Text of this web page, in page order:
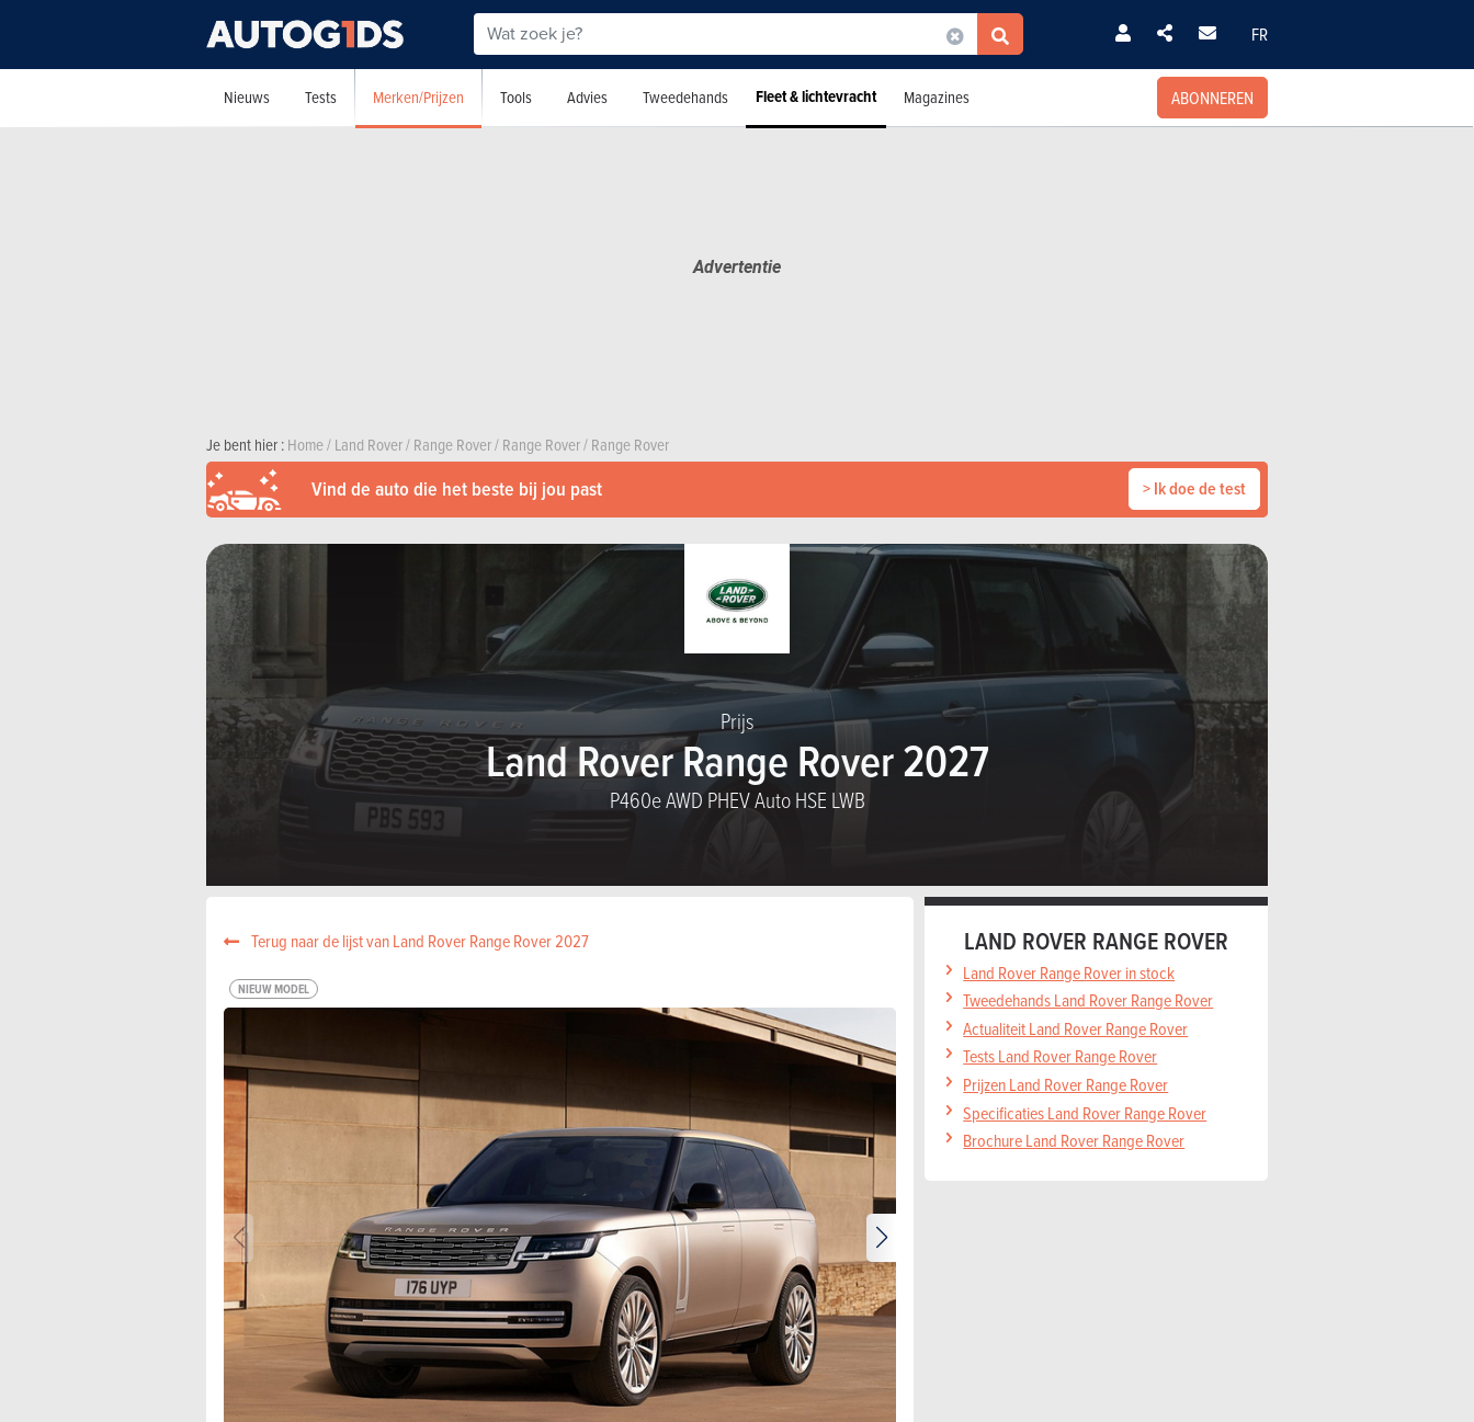
FR
Nieuws Tests Merken/Prijzen Tools Advies Tweedehands Fleet & lichtevracht Magazines ABONNEREN
Je bent hier :Home/Land Rover/Range Rover/Range Rover/Range Rover
Vind de auto die het beste bij jou past > Ik doe de test
Prijs
Land Rover Range Rover 2027
P460e AWD PHEV Auto HSE LWB
Terug naar de lijst van Land Rover Range Rover 2027
NIEUW MODEL
LAND ROVER RANGE ROVER
Land Rover Range Rover in stock
Tweedehands Land Rover Range Rover
Actualiteit Land Rover Range Rover
Tests Land Rover Range Rover
Prijzen Land Rover Range Rover
Specificaties Land Rover Range Rover
Brochure Land Rover Range Rover